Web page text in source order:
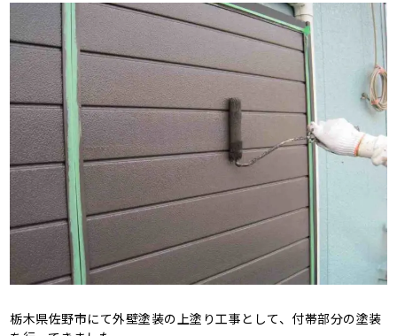
栃木県佐野市にて外壁塗装の上塗り工事として、付帯部分の塗装